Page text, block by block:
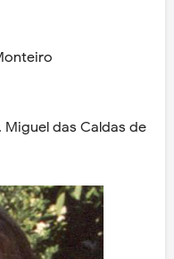
Miguel das Caldas de